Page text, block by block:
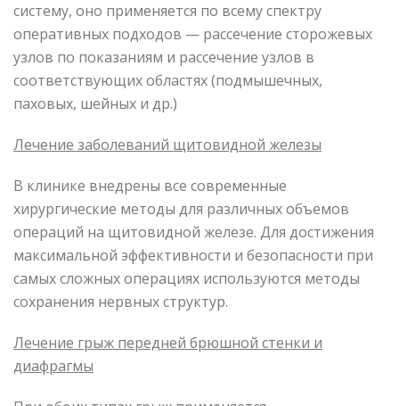
систему, оно применяется по всему спектру
оперативных подходов — рассечение сторожевых
узлов по показаниям и рассечение узлов в
соответствующих областях (подмышечных,
паховых, шейных и др.)
Лечение заболеваний щитовидной железы
В клинике внедрены все современные
хирургические методы для различных объемов
операций на щитовидной железе. Для достижения
максимальной эффективности и безопасности при
самых сложных операциях используются методы
сохранения нервных структур.
Лечение грыж передней брюшной стенки и
диафрагмы